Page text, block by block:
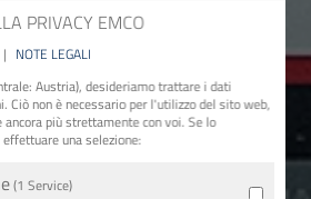
PRIVACY EMCO
| NOTE LEGALI
Austria), desideriamo trattare i dati
Ciò non è necessario per l'utilizzo del sito web,
più strettamente con voi. Se lo
una selezione:
(1 Service)